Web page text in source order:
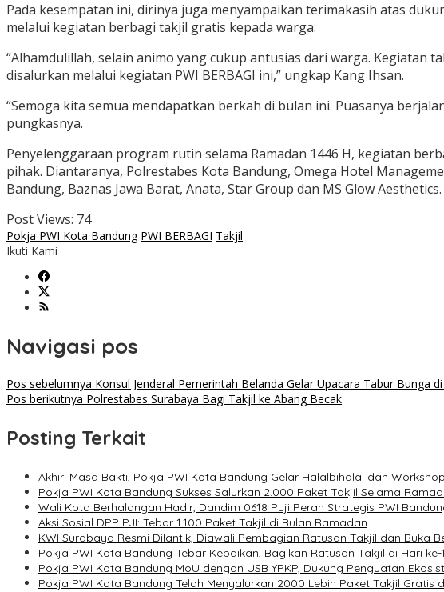
Pada kesempatan ini, dirinya juga menyampaikan terimakasih atas
melalui kegiatan berbagi takjil gratis kepada warga.
“Alhamdulillah, selain animo yang cukup antusias dari warga.
disalurkan melalui kegiatan PWI BERBAGI ini,” ungkap Kang Ihsan.
“Semoga kita semua mendapatkan berkah di bulan ini. Puasanya
pungkasnya.
Penyelenggaraan program rutin selama Ramadan 1446 H, kegiatan
pihak. Diantaranya, Polrestabes Kota Bandung, Omega Hotel
Bandung, Baznas Jawa Barat, Anata, Star Group dan MS Glow
Post Views: 74
Pokja PWI Kota Bandung PWI BERBAGI Takjil
Ikuti Kami
Navigasi pos
Pos sebelumnya Konsul Jenderal Pemerintah Belanda Gelar Upacara Tabur Bunga
Pos berikutnya Polrestabes Surabaya Bagi Takjil ke Abang Becak
Posting Terkait
Akhiri Masa Bakti, Pokja PWI Kota Bandung Gelar Halalbihalal dan
Pokja PWI Kota Bandung Sukses Salurkan 2.000 Paket Takjil Selama
Wali Kota Berhalangan Hadir, Dandim 0618 Puji Peran Strategis PWI
Aksi Sosial DPP PJI: Tebar 1.100 Paket Takjil di Bulan Ramadan
KWI Surabaya Resmi Dilantik, Diawali Pembagian Ratusan Takjil dan Buka
Pokja PWI Kota Bandung Tebar Kebaikan, Bagikan Ratusan Takjil di Hari ke-
Pokja PWI Kota Bandung MoU dengan USB YPKP, Dukung Penguatan
Pokja PWI Kota Bandung Telah Menyalurkan 2000 Lebih Paket Takjil Gratis